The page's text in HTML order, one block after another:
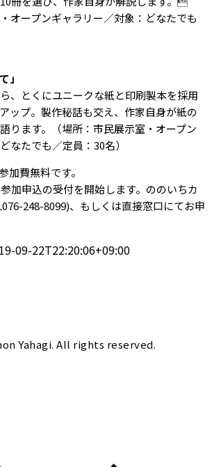
オープンギャラリー／対象：どなたでも
」
、とくにユニークな紙と印刷製本を採用
ップ。製作秘話も交え、作家自身が紙の
ります。（場所：市民展示室・オープン
なたでも／定員：30名）
費無料です。
加申込の受付を開始します。ののいちカ
248-8099)、もしくは直接窓口にてお申
09-22T22:20:06+09:00
Yahagi. All rights reserved.